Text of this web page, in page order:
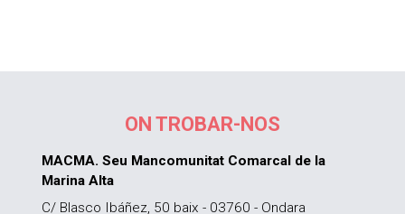
ON TROBAR-NOS
MACMA. Seu Mancomunitat Comarcal de la
Marina Alta
C/ Blasco Ibáñez, 50 baix - 03760 - Ondara